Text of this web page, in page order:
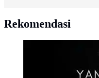
Rekomendasi